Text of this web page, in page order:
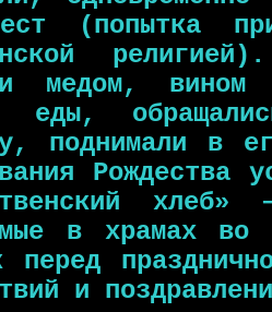
(попытка
медом,
еды,
поднимали в
Рождества
в храмах
перед
и